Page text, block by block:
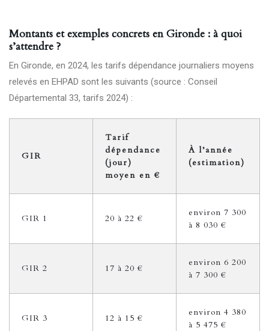
Montants et exemples concrets en Gironde : à quoi
s’attendre ?
En Gironde, en 2024, les tarifs dépendance journaliers moyens
relevés en EHPAD sont les suivants (source : Conseil
Départemental 33, tarifs 2024) :
GIR
Tarif
dépendance
(jour)
moyen en €
À l’année
(estimation)
GIR 1 20 à 22 €
environ 7 300
à 8 030 €
GIR 2 17 à 20 €
environ 6 200
à 7 300 €
GIR 3 12 à 15 €
environ 4 380
à 5 475 €